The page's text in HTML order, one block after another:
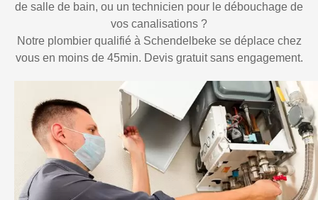
de salle de bain, ou un technicien pour le débouchage de
vos canalisations ?
Notre plombier qualifié à Schendelbeke se déplace chez
vous en moins de 45min. Devis gratuit sans engagement.